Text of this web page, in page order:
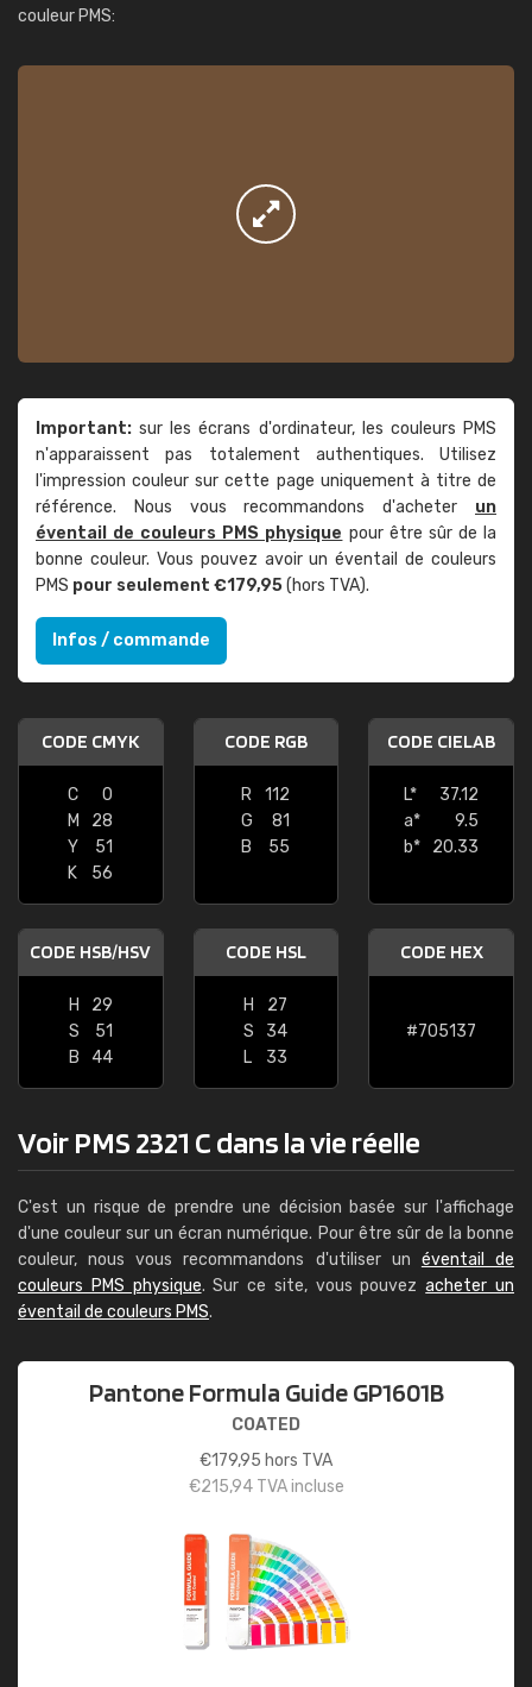
couleur PMS:
Important: sur les écrans d'ordinateur, les couleurs PMS
n'apparaissent pas totalement authentiques. Utilisez
l'impression couleur sur cette page uniquement à titre de
référence. Nous vous recommandons d'acheter un
éventail de couleurs PMS physique pour être sûr de la
bonne couleur. Vous pouvez avoir un éventail de couleurs
PMS pour seulement €179,95(hors TVA).
Infos / commande
CODE CMYK
C
0
M
28
Y
51
K
56
CODE RGB
R
112
G
81
B
55
CODE CIELAB
L*
37.12
a*
9.5
b*
20.33
CODE HSB/HSV
H
29
S
51
B
44
CODE HSL
H
27
S
34
L
33
CODE HEX
#705137
Voir PMS 2321 C dans la vie réelle
C'est un risque de prendre une décision basée sur l'affichage
d'une couleur sur un écran numérique. Pour être sûr de la bonne
couleur, nous vous recommandons d'utiliser un éventail de
couleurs PMS physique. Sur ce site, vous pouvezacheter un
éventail de couleurs PMS.
Pantone Formula Guide GP1601B
COATED
€179,95 hors TVA
€215,94TVA incluse